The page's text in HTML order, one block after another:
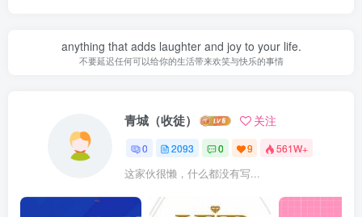
anything that adds laughter and joy to your life.
不要延迟任何可以给你的生活带来欢笑与快乐的事情
青城（收徒） 关注
0 2093 0 9 561W+
这家伙很懒，什么都没有写...